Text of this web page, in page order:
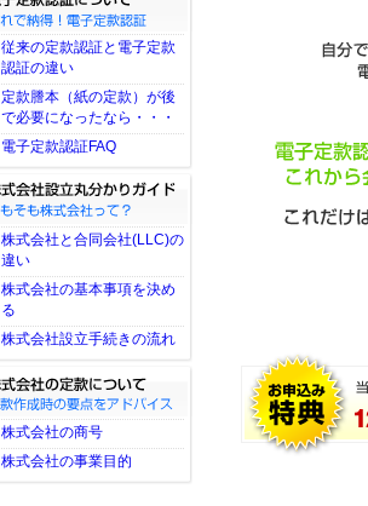
従来の定款認証と電子定款
認証の違い
定款謄本（紙の定款）が後
で必要になったなら・・・
電子定款認証FAQ
株式会社と合同会社(LLC)の
違い
株式会社の基本事項を決め
る
株式会社設立手続きの流れ
株式会社の商号
株式会社の事業目的